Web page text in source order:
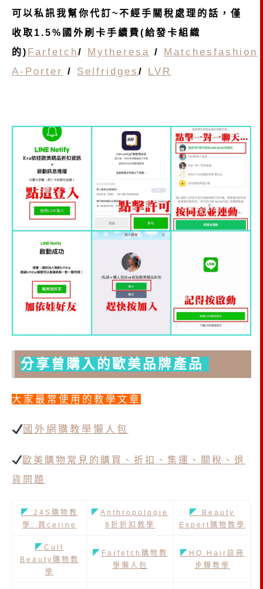
可以私訊我幫你代訂~不經手關稅處理的話，僅
收取1.5%國外刷卡手續費(給發卡組織
的) Farfetch/ Mytheresa / Matchesfashion
A-Porter
/ Selfridges / LVR
分享曾購入的歐美品牌產品
大家最常使用的教學文章
國外網購教學懶人包
歐美購物常見的購買、折扣、集運、關稅、退
貨問題
◤
24S購物教
學: 買celine
◤ Anthropologie
8折折扣教學
◤
Beauty
Expert購物教學
◤ Cult
Beauty購物教
學
◤ Farfetch購物教
學懶人包
◤ HQ Hair註冊
步驟教學